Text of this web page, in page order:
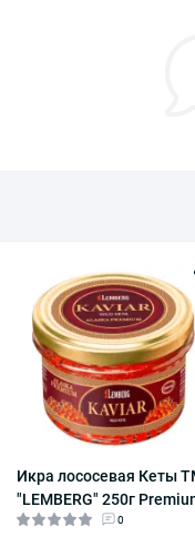
Икра лососевая Кеты
"LEMBERG" 250г
0